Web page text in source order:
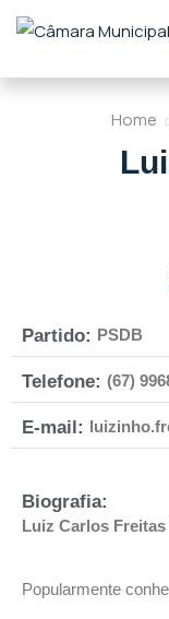
Home
Partido: PSDB
Telefone: (67)
E-mail:
Biografia:
Luiz Carlos
Popularmente